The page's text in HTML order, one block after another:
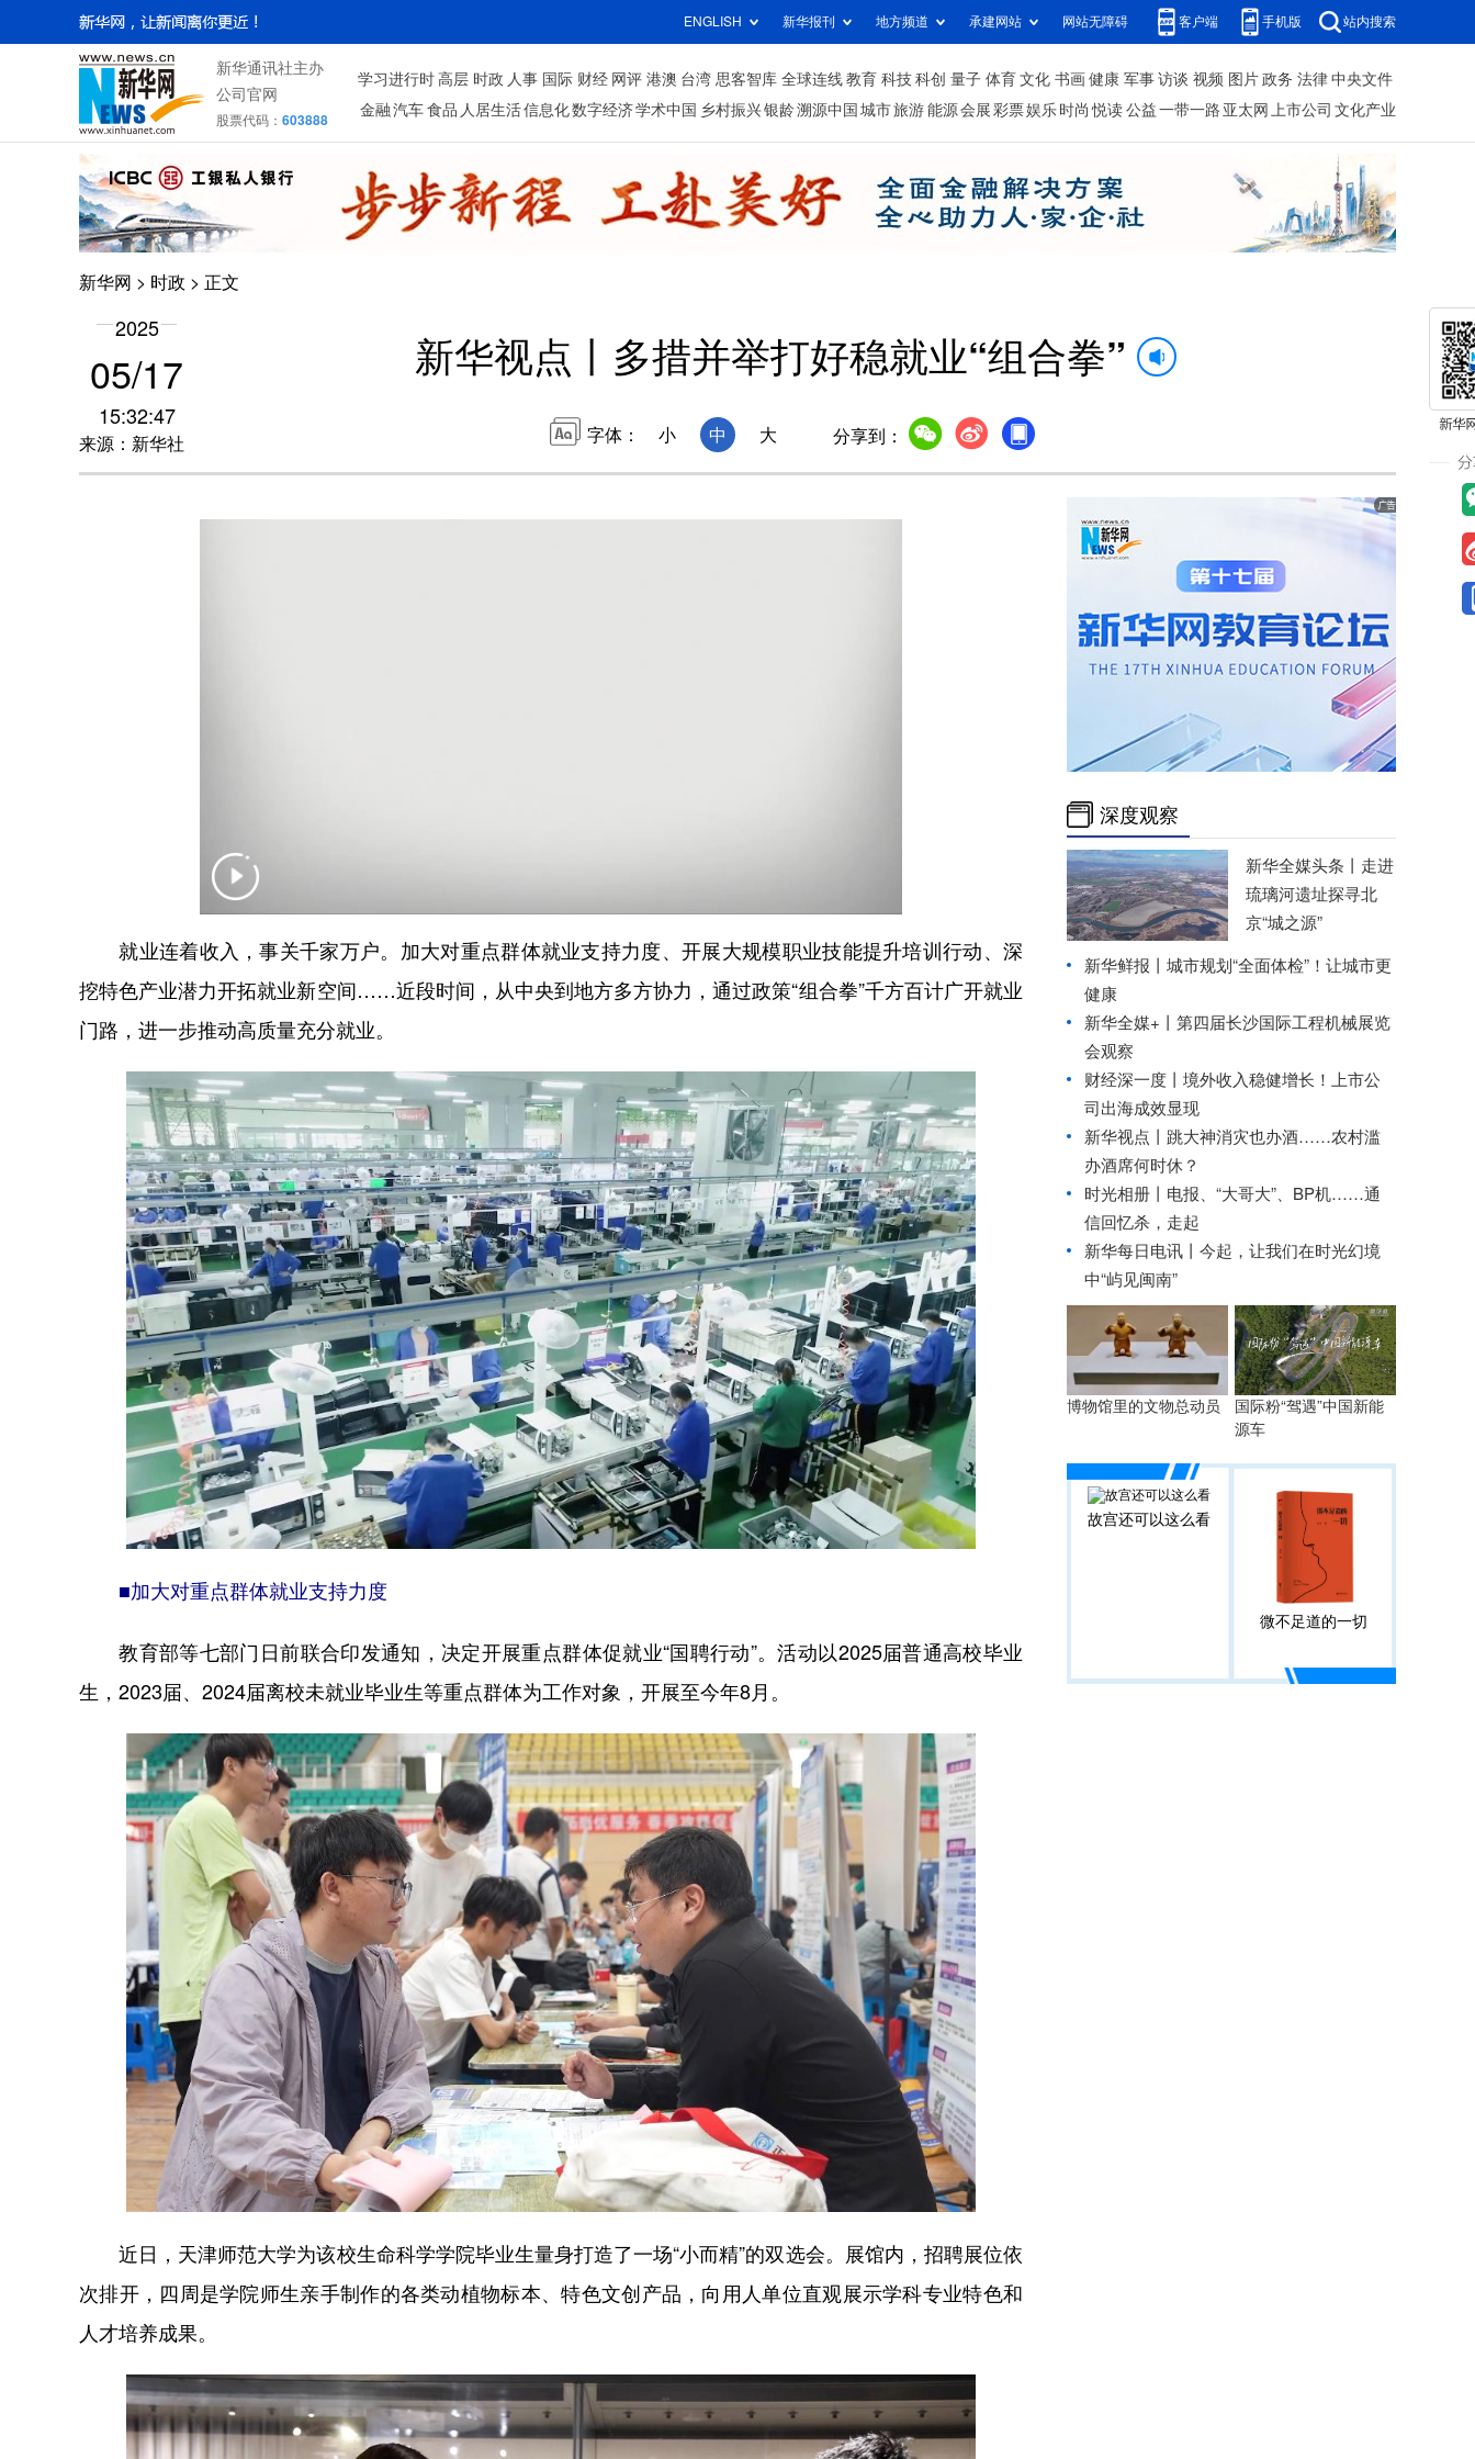
ENGLISH 新华报刊 地方频道 承建网站 网站无障碍 客户端 手机版 站内搜索
新华通讯社主办
公司官网
股票代码： 603888
学习进行时 高层 时政 人事 国际 财经 网评 港澳 台湾 思客智库 全球连线 教育 科技 科创 量子 体育 文化 书画 健康 军事 访谈 视频 图片 政务 法律 中央文件
金融 汽车 食品 人居生活信息化数字经济学术中国 乡村振兴银龄溯源中国 城市旅游 能源 会展 彩票娱乐 时尚 悦读 公益 一带一路 亚太网 上市公司 文化产业
新华网 > 时政 > 正文
2025
05/17
15:32:47
来源：新华社
新华视点丨多措并举打好稳就业“组合拳”
字体： 小 中 大 分享到：
就业连着收入，事关千家万户。加大对重点群体就业支持力度、开展大规模职业技能提升培训行动、深
挖特色产业潜力开拓就业新空间……近段时间，从中央到地方多方协力，通过政策“组合拳”千方百计广开就业
门路，进一步推动高质量充分就业。
■加大对重点群体就业支持力度
教育部等七部门日前联合印发通知，决定开展重点群体促就业“国聘行动”。活动以2025届普通高校毕业
生，2023届、2024届离校未就业毕业生等重点群体为工作对象，开展至今年8月。
近日，天津师范大学为该校生命科学学院毕业生量身打造了一场“小而精”的双选会。展馆内，招聘展位依
次排开，四周是学院师生亲手制作的各类动植物标本、特色文创产品，向用人单位直观展示学科专业特色和
人才培养成果。
深度观察
新华全媒头条丨 走进
琉璃河遗址探寻北
京“城之源”
新华鲜报丨城市规划“全面体检”！让城市更
健康
新华全媒+丨 第四届长沙国际工程机械展览
会观察
财经深一度丨境外收入稳健增长！上市公
司出海成效显现
新华视点丨 跳大神消灾也办酒……农村滥
办酒席何时休？
时光相册丨电报、“大哥大”、BP机……通
信回忆杀，走起
新华每日电讯丨 今起，让我们在时光幻境
中“屿见闽南”
博物馆里的文物总动员
国际粉“驾遇”中国新能
源车
故宫还可以这么看
微不足道的一切